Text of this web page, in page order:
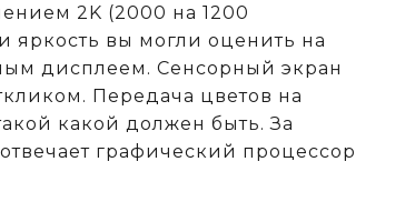
2K (2000 на 1200
яркость вы могли оценить на
дисплеем. Сенсорный экран
Передача цветов на
какой должен быть. За
графический процессор